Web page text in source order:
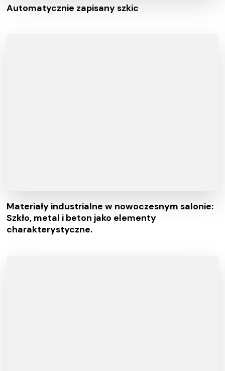
Automatycznie zapisany szkic
Materiały industrialne w nowoczesnym salonie:
Szkło, metal i beton jako elementy
charakterystyczne.